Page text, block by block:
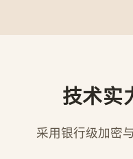
技术实
采用银行级加密